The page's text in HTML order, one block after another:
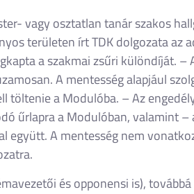
vagy osztatlan tanár szakos
területen írt TDK dolgozata
a szakmai zsűri különdíját. –
A mentesség alapjául
a Modulóba. – Az
űrlapra a Modulóban, valamint
A mentesség nem
és opponensi is),